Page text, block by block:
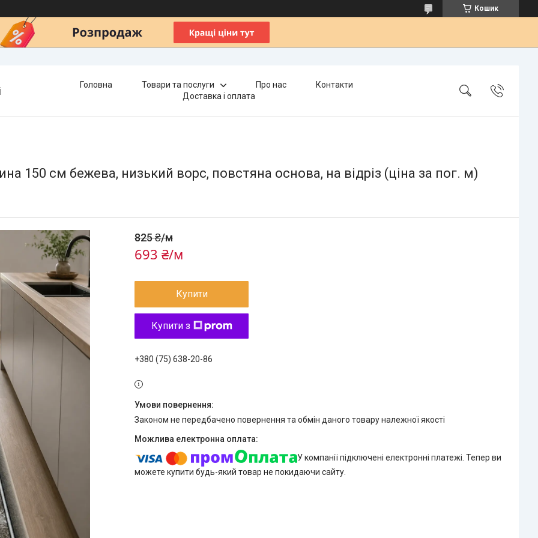
Кошик
Головна Товари та послуги Про нас
Контакти
Доставка і оплата
150 см бежева, низький ворс, повстяна основа, на відріз (ціна за пог. м)
825 ₴/м
693 ₴/м
Купити
Купити з
+380 (75) 638-20-86
Законом не передбачено повернення та обмін даного товару належної якості
У компанії підключені електронні платежі. Тепер ви
можете купити будь-який товар не покидаючи сайту.